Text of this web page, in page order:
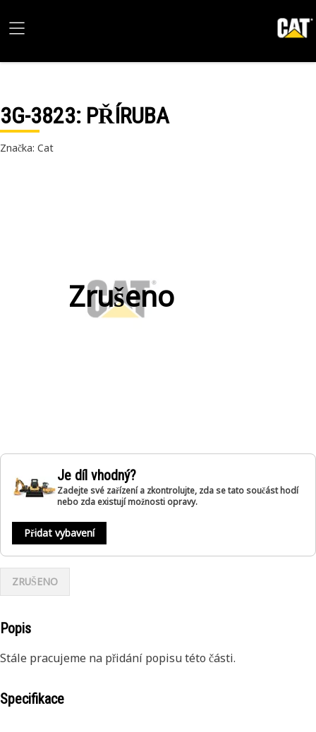
3G-3823: PŘÍRUBA
Značka: Cat
Zrušeno
Je díl vhodný?
Zadejte své zařízení a zkontrolujte, zda se tato součást hodí
nebo zda existují možnosti opravy.
Přidat vybavení
ZRUŠENO
Popis
Stále pracujeme na přidání popisu této části.
Specifikace